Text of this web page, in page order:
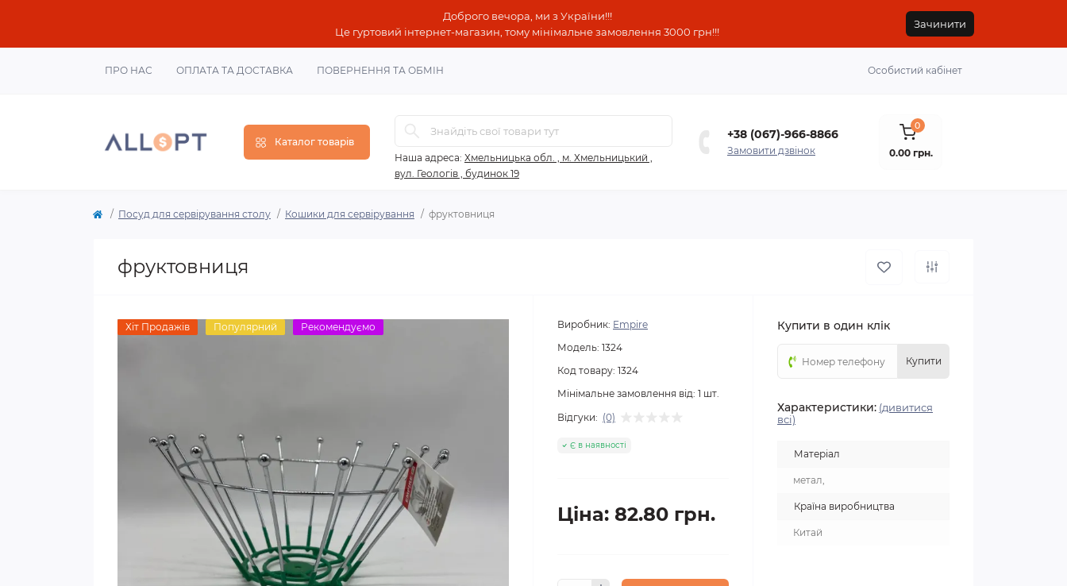
Доброго вечора, ми з України!!!
Це гуртовий інтернет-магазин, тому мінімальне замовлення 3000 грн!!!
Зачинити
ПРО НАС ОПЛАТА ТА ДОСТАВКА ПОВЕРНЕННЯ ТА ОБМІН Особистий кабінет
Каталог товарів
Наша адреса: Хмельницька обл. , м. Хмельницький ,
вул. Геологів , будинок 19
+38 (067)-966-8866
Замовити дзвінок
0
0.00 грн.
Посуд для сервірування столу Кошики для сервірування фруктовниця
фруктовниця
Хіт Продажів Популярний Рекомендуємо Виробник: Empire
Модель: 1324
Код товару: 1324
Мінімальне замовлення від: 1 шт.
Відгуки: (0)
Є в наявності
Ціна: 82.80 грн.
Купити в один клік
Купити
Характеристики: (дивитися
всі)
Матеріал
метал,
Країна виробництва
Китай